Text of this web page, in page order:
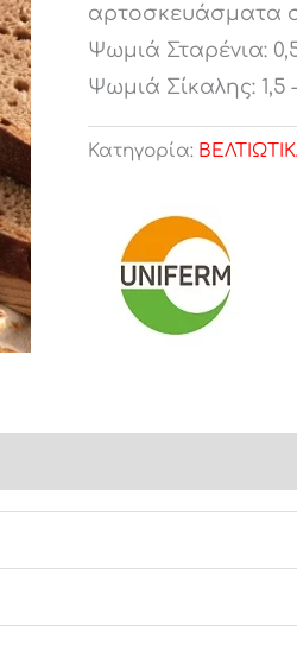
αρτοσκευάσματα
Ψωμιά Σταρένια:
Ψωμιά Σίκαλης: 1,5
Κατηγορία: